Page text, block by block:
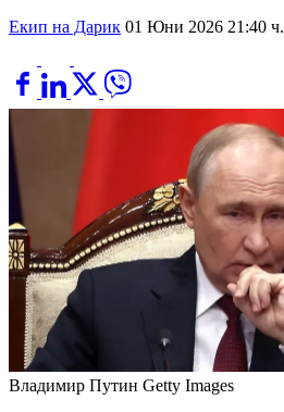
Екип на Дарик 01 Юни 2026 21:40 ч.
Владимир Путин Getty Images